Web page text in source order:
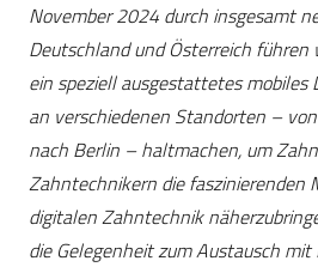
November 2024 durch insgesamt
Deutschland und Österreich führen
ein speziell ausgestattetes mobiles
an verschiedenen Standorten –
nach Berlin – haltmachen, um
Zahntechnikern die faszinierenden
digitalen Zahntechnik
die Gelegenheit zum Austausch